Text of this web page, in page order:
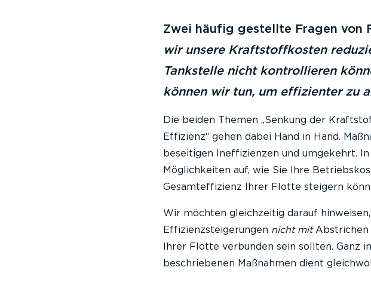
Zwei häufig gestellte Fragen von
wir unsere Kraftstoffkosten
Tankstelle nicht kontrollieren
können wir tun, um effizienter zu
Die beiden Themen „Senkung der
Effizienz“ gehen dabei Hand in Hand.
beseitigen Ineffizienzen und umgekehrt.
Möglichkeiten auf, wie Sie Ihre
Gesamteffizienz Ihrer Flotte steigern
Wir möchten gleichzeitig darauf
Effizienzsteigerungen nicht mitAbstrichen
Ihrer Flotte verbunden sein sollten. Ganz
beschriebenen Maßnahmen dient